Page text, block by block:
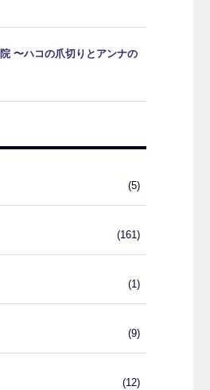
〜ハコの爪切りとアンナの
(5)
(161)
(1)
(9)
(12)